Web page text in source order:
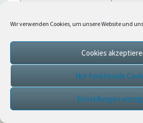
Wir verwenden Cookies, um unsere Website und
Cookies
Nur funktionale
Einstellungen
17.00 Uhr
Survival
Gravity
20.00 Uhr
20.30 Uhr
Montag, den 27.04.2026